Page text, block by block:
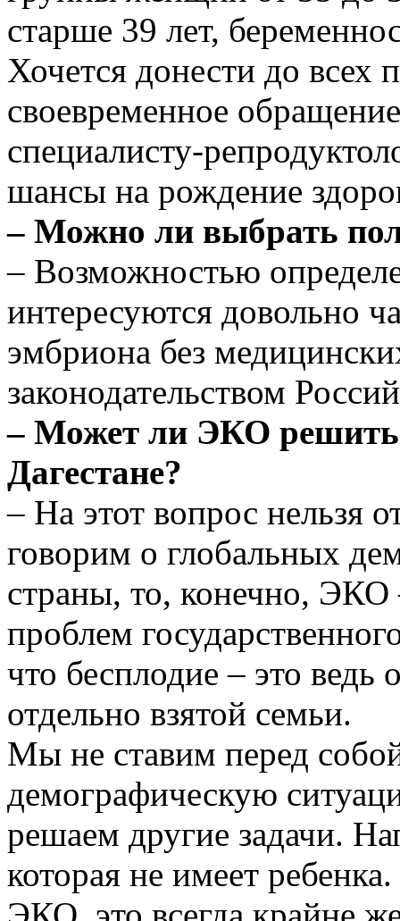
старше 39 лет,
Хочется донести до всех
своевременное
специалисту­-
шансы на рождение
– Можно ли выбрать
– Возможностью
интересуются довольно
эмбриона без
законодательством
– Может ли ЭКО решить
Дагестане?
– На этот вопрос нельзя
говорим о глобальных
страны, то, конечно, ЭКО
проблем
что бесплодие – это
отдельно взятой семьи.
Мы не ставим перед
демографическую
решаем другие задачи.
которая не имеет